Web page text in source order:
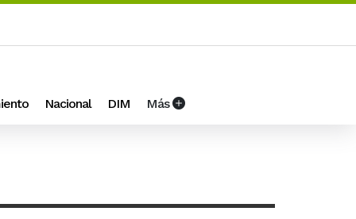
Nacional DIM Más